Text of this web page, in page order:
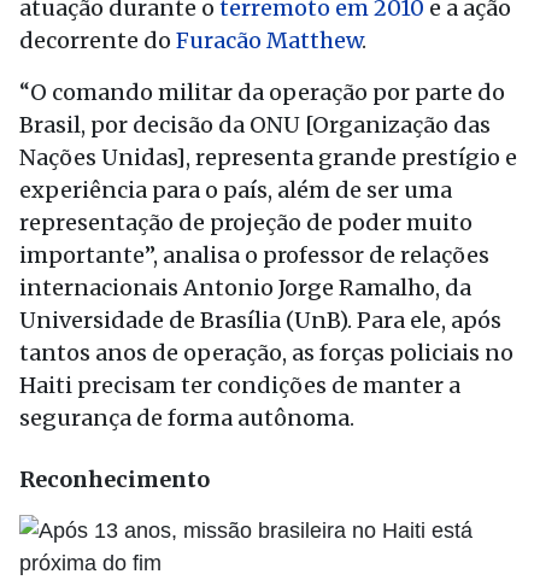
atuação durante o terremoto em 2010 e a ação
decorrente do Furacão Matthew.
“O comando militar da operação por parte do
Brasil, por decisão da ONU [Organização das
Nações Unidas], representa grande prestígio e
experiência para o país, além de ser uma
representação de projeção de poder muito
importante”, analisa o professor de relações
internacionais Antonio Jorge Ramalho, da
Universidade de Brasília (UnB). Para ele, após
tantos anos de operação, as forças policiais no
Haiti precisam ter condições de manter a
segurança de forma autônoma.
Reconhecimento